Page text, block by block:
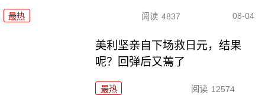
最热 阅读 4837 08-04
美利坚亲自下场救日元，结果
呢？回弹后又蔫了
最热 阅读 12574